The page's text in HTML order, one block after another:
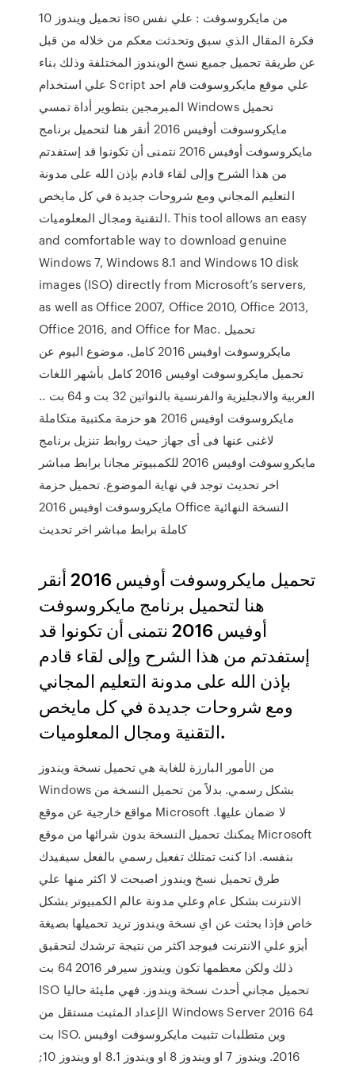
تحميل ويندوز 10 iso من مايكروسوفت : علي نفس
فكرة المقال الذي سبق وتحدثت معكم من خلاله من قبل
عن طريقة تحميل جميع نسخ الويندوز المختلفة وذلك بناء
علي استخدام Script علي موقع مايكروسوفت قام احد
المبرمجين بتطوير أداة تمسي Windows تحميل
مايكروسوفت أوفيس 2016 أنقر هنا لتحميل برنامج
مايكروسوفت أوفيس 2016 نتمنى أن تكونوا قد إستفدتم
من هذا الشرح وإلى لقاء قادم بإذن الله على مدونة
التعليم المجاني ومع شروحات جديدة في كل مايخص
التقنية ومجال المعلوميات. This tool allows an easy
and comfortable way to download genuine
Windows 7, Windows 8.1 and Windows 10 disk
images (ISO) directly from Microsoft’s servers,
as well as Office 2007, Office 2010, Office 2013,
Office 2016, and Office for Mac. تحميل
مايكروسوفت اوفيس 2016 كامل. موضوع اليوم عن
تحميل مايكروسوفت اوفيس 2016 كامل بأشهر اللغات
العربية والانجليزية والفرنسية بالنواتين 32 بت و 64 بت ..
مايكروسوفت اوفيس 2016 هو حزمة مكتبية متكاملة
لاغنى عنها فى أى جهاز حيث روابط تنزيل برنامج
مايكروسوفت اوفيس 2016 للكمبيوتر مجانا برابط مباشر
اخر تحديث توجد في نهاية الموضوع. تحميل حزمة
مايكروسوفت اوفيس 2016 Office النسخة النهائية
كاملة برابط مباشر اخر تحديث
تحميل مايكروسوفت أوفيس 2016 أنقر
هنا لتحميل برنامج مايكروسوفت
أوفيس 2016 نتمنى أن تكونوا قد
إستفدتم من هذا الشرح وإلى لقاء قادم
بإذن الله على مدونة التعليم المجاني
ومع شروحات جديدة في كل مايخص
التقنية ومجال المعلوميات.
من الأمور البارزة للغاية هي تحميل نسخة ويندوز
Windows بشكل رسمي. بدلاً من تحميل النسخة من
مواقع خارجية عن موقع Microsoft لا ضمان عليها.
يمكنك تحميل النسخة بدون شرائها من موقع Microsoft
بنفسه. اذا كنت تمتلك تفعيل رسمي بالفعل سيفيدك
طرق تحميل نسخ ويندوز اصبحت لا اكثر منها علي
الانترنت بشكل عام وعلي مدونة عالم الكمبيوتر بشكل
خاص فإذا بحثت عن اي نسخة ويندوز تريد تحميلها بصيغة
أيزو علي الانترنت فيوجد اكثر من نتيجة ترشدك لتحقيق
ذلك ولكن معظمها تكون ويندوز سيرفر 2016 64 بت
ISO تحميل مجاني أحدث نسخة ويندوز. فهي مليئة حاليا
الإعداد المثبت مستقل من Windows Server 2016 64
بت ISO. وين متطلبات تثبيت مايكروسوفت اوفيس
2016. ويندوز 7 او ويندوز 8 او ويندوز 8.1 او ويندوز 10;